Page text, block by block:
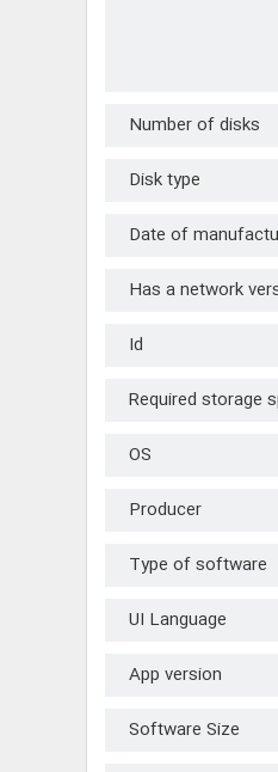
Number of disks
Disk type
Date of
Has a network
Id
Required storage
OS
Producer
Type of software
UI Language
App version
Software Size